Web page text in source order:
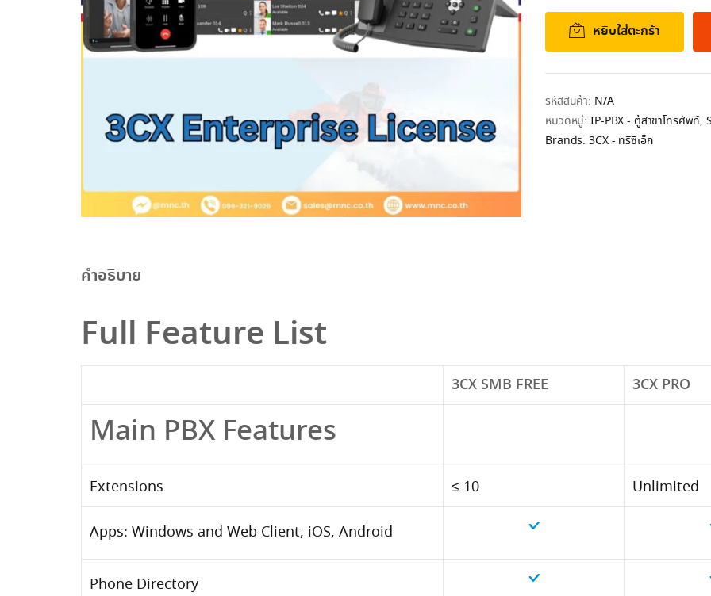
หยิบใส่ตะกร้า
รหัสสินค้า: N/A
หมวดหมู่:IP-PBX - ตู้สาขาโทรศัพท์,
Brands:3CX - ทรีซีเอ็ก
คำอธิบาย
Full Feature List
3CX SMB FREE 3CX PRO
Main PBX Features
Extensions ≤ 10 Unlimited
Apps: Windows and Web Client, iOS, Android
Phone Directory